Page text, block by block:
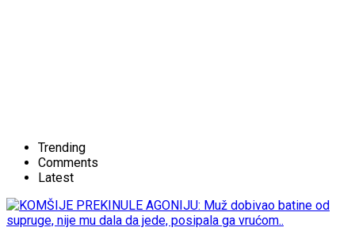
Trending
Comments
Latest